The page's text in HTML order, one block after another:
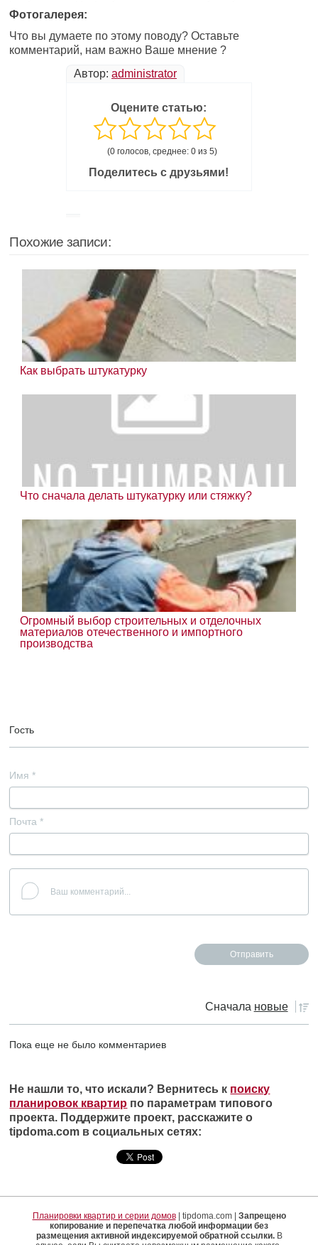
Фотогалерея:
Что вы думаете по этому поводу? Оставьте
комментарий, нам важно Ваше мнение ?
Автор: administrator
Оцените статью:
(0 голосов, среднее: 0 из 5)
Поделитесь с друзьями!
Похожие записи:
Как выбрать штукатурку
Что сначала делать штукатурку или стяжку?
Огромный выбор строительных и отделочных
материалов отечественного и импортного
производства
Гость
Имя *
Почта *
Сначала новые
Пока еще не было комментариев
Не нашли то, что искали? Вернитесь к поиску
планировок квартир по параметрам типового
проекта. Поддержите проект, расскажите о
tipdoma.com в социальных сетях:
Планировки квартир и серии домов| tipdoma.com | Запрещено
копирование и перепечатка любой информации без
размещения активной индексируемой обратной ссылки.В